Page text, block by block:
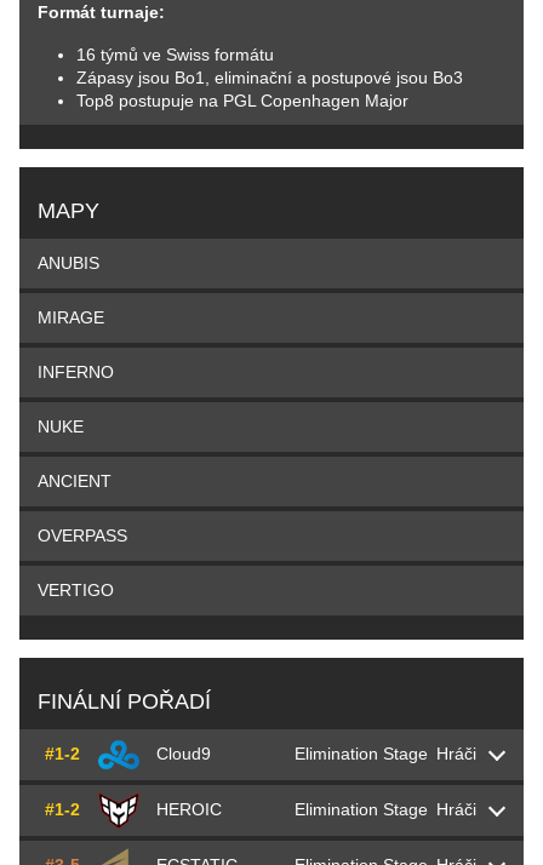
Formát turnaje:
16 týmů ve Swiss formátu
Zápasy jsou Bo1, eliminační a postupové jsou Bo3
Top8 postupuje na PGL Copenhagen Major
MAPY
ANUBIS
MIRAGE
INFERNO
NUKE
ANCIENT
OVERPASS
VERTIGO
FINÁLNÍ POŘADÍ
#1-2 Cloud9 Elimination Stage Hráči
KirillBoombl4Mikhailov
#1-2 HEROIC Elimination Stage Hráči